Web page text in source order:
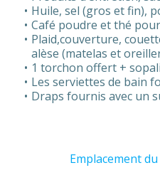
Huile, sel (gros et fin),
Café poudre et thé
Plaid,couverture,
alèse (matelas et
1 torchon offert +
Les serviettes de bain
Draps fournis avec un
Emplacement